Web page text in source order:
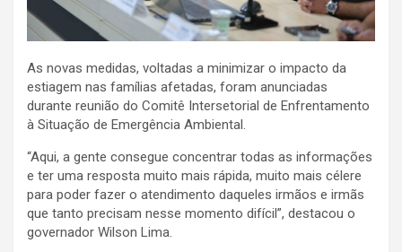
As novas medidas, voltadas a minimizar o impacto da
estiagem nas famílias afetadas, foram anunciadas
durante reunião do Comitê Intersetorial de Enfrentamento
à Situação de Emergência Ambiental.
“Aqui, a gente consegue concentrar todas as informações
e ter uma resposta muito mais rápida, muito mais célere
para poder fazer o atendimento daqueles irmãos e irmãs
que tanto precisam nesse momento difícil”, destacou o
governador Wilson Lima.